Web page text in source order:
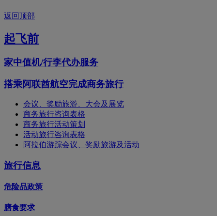
返回顶部
起飞前
家中值机/行李代办服务
搭乘阿联酋航空完成商务旅行
会议、奖励旅游、大会及展览
商务旅行咨询表格
商务旅行活动策划
活动旅行咨询表格
阿拉伯游踪会议、奖励旅游及活动
旅行信息
危险品政策
膳食要求